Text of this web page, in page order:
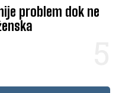
problem dok ne